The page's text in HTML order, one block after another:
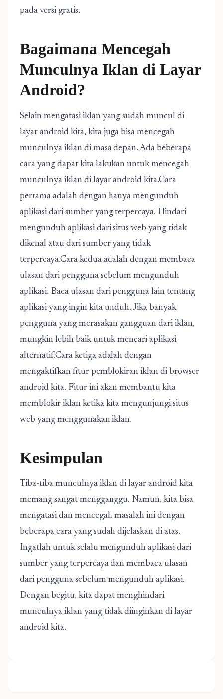
pada versi gratis.
Bagaimana Mencegah
Munculnya Iklan di Layar
Android?
Selain mengatasi iklan yang sudah muncul di
layar android kita, kita juga bisa mencegah
munculnya iklan di masa depan. Ada beberapa
cara yang dapat kita lakukan untuk mencegah
munculnya iklan di layar android kita.Cara
pertama adalah dengan hanya mengunduh
aplikasi dari sumber yang terpercaya. Hindari
mengunduh aplikasi dari situs web yang tidak
dikenal atau dari sumber yang tidak
terpercaya.Cara kedua adalah dengan membaca
ulasan dari pengguna sebelum mengunduh
aplikasi. Baca ulasan dari pengguna lain tentang
aplikasi yang ingin kita unduh. Jika banyak
pengguna yang merasakan gangguan dari iklan,
mungkin lebih baik untuk mencari aplikasi
alternatif.Cara ketiga adalah dengan
mengaktifkan fitur pemblokiran iklan di browser
android kita. Fitur ini akan membantu kita
memblokir iklan ketika kita mengunjungi situs
web yang menggunakan iklan.
Kesimpulan
Tiba-tiba munculnya iklan di layar android kita
memang sangat mengganggu. Namun, kita bisa
mengatasi dan mencegah masalah ini dengan
beberapa cara yang sudah dijelaskan di atas.
Ingatlah untuk selalu mengunduh aplikasi dari
sumber yang terpercaya dan membaca ulasan
dari pengguna sebelum mengunduh aplikasi.
Dengan begitu, kita dapat menghindari
munculnya iklan yang tidak diinginkan di layar
android kita.